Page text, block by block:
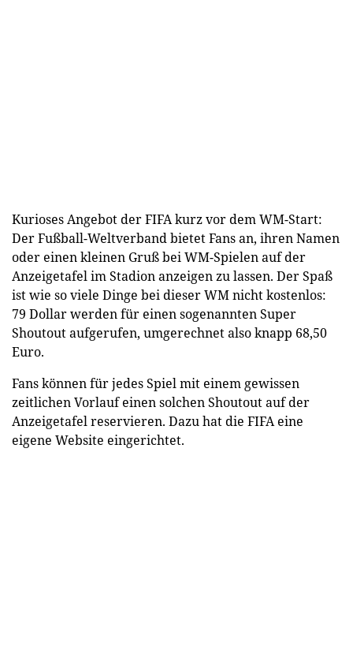
Kurioses Angebot der FIFA kurz vor dem WM-Start:
Der Fußball-Weltverband bietet Fans an, ihren Namen
oder einen kleinen Gruß bei WM-Spielen auf der
Anzeigetafel im Stadion anzeigen zu lassen. Der Spaß
ist wie so viele Dinge bei dieser WM nicht kostenlos:
79 Dollar werden für einen sogenannten Super
Shoutout aufgerufen, umgerechnet also knapp 68,50
Euro.
Fans können für jedes Spiel mit einem gewissen
zeitlichen Vorlauf einen solchen Shoutout auf der
Anzeigetafel reservieren. Dazu hat die FIFA eine
eigene Website eingerichtet.